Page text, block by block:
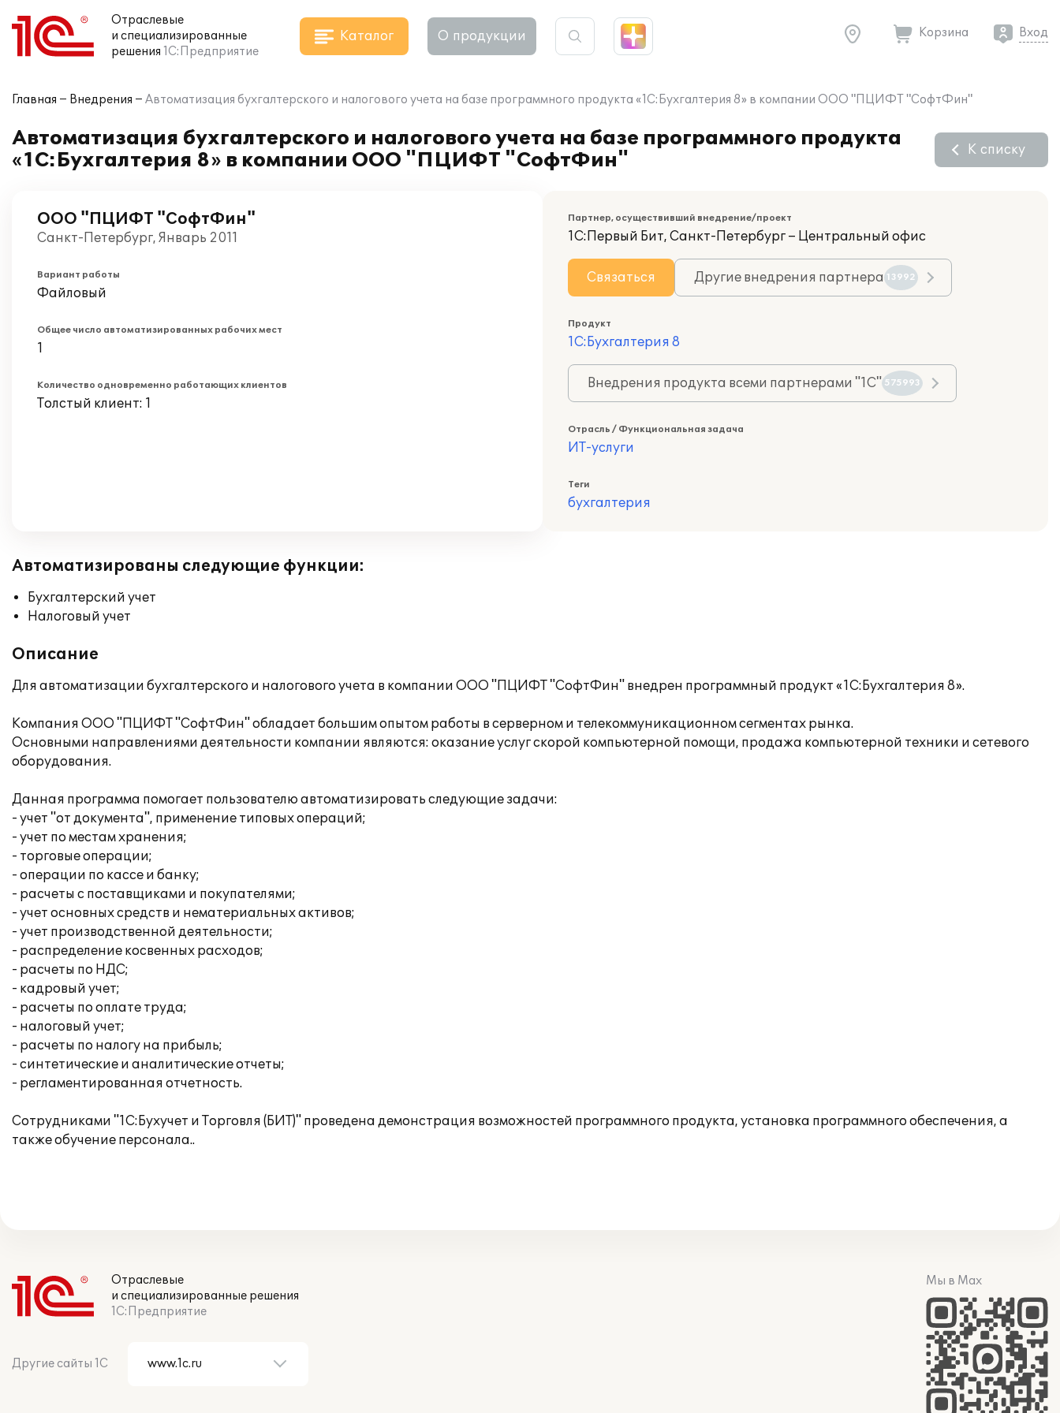
Отраслевые
и специализированные
решения 1С:Предприятие
Каталог О продукции Корзина Вход
Главная Внедрения Автоматизация бухгалтерского и налогового учета на базе программного продукта «1C:Бухгалтерия 8» в компании ООО "ПЦИФТ "СофтФин"
Автоматизация бухгалтерского и налогового учета на базе программного продукта
«1C:Бухгалтерия 8» в компании ООО "ПЦИФТ "СофтФин"
К списку
ООО "ПЦИФТ "СофтФин"
Санкт-Петербург, Январь 2011
Вариант работы
Файловый
Общее число автоматизированных рабочих мест
1
Количество одновременно работающих клиентов
Толстый клиент: 1
Партнер, осуществивший внедрение/проект
1С:Первый Бит, Санкт-Петербург – Центральный офис
Связаться Другие внедрения партнера 13992
Продукт
1С:Бухгалтерия 8
Внедрения продукта всеми партнерами "1С" 575993
Отрасль / Функциональная задача
ИТ-услуги
Теги
бухгалтерия
Автоматизированы следующие функции:
Бухгалтерский учет
Налоговый учет
Описание
Для автоматизации бухгалтерского и налогового учета в компании ООО "ПЦИФТ "СофтФин" внедрен программный продукт «1C:Бухгалтерия 8».
Компания ООО "ПЦИФТ "СофтФин" обладает большим опытом работы в серверном и телекоммуникационном сегментах рынка.
Основными направлениями деятельности компании являются: оказание услуг скорой компьютерной помощи, продажа компьютерной техники и сетевого
оборудования.
Данная программа помогает пользователю автоматизировать следующие задачи:
- учет "от документа", применение типовых операций;
- учет по местам хранения;
- торговые операции;
- операции по кассе и банку;
- расчеты с поставщиками и покупателями;
- учет основных средств и нематериальных активов;
- учет производственной деятельности;
- распределение косвенных расходов;
- расчеты по НДС;
- кадровый учет;
- расчеты по оплате труда;
- налоговый учет;
- расчеты по налогу на прибыль;
- синтетические и аналитические отчеты;
- регламентированная отчетность.
Сотрудниками "1С:Бухучет и Торговля (БИТ)" проведена демонстрация возможностей программного продукта, установка программного обеспечения, а
также обучение персонала..
Отраслевые
и специализированные решения
1С:Предприятие
Другие сайты 1С
Мы в Max